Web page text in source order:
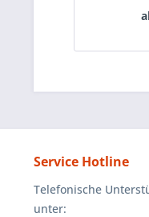
Service Hotline
Telefonische
unter: